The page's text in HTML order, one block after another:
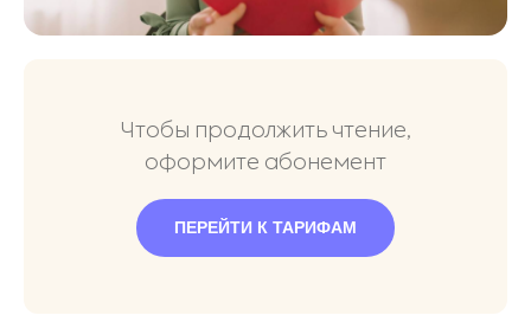
Чтобы продолжить чтение,
оформите абонемент
ПЕРЕЙТИ К ТАРИФАМ